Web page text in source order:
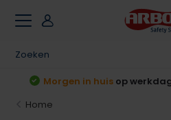
Achteraf
Home